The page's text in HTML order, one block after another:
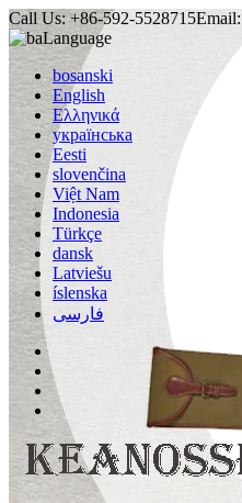
Call Us: +86-592-5528715Email:
Language
bosanski
English
Ελληνικά
українська
Eesti
slovenčina
Việt Nam
Indonesia
Türkçe
dansk
Latviešu
íslenska
فارسی